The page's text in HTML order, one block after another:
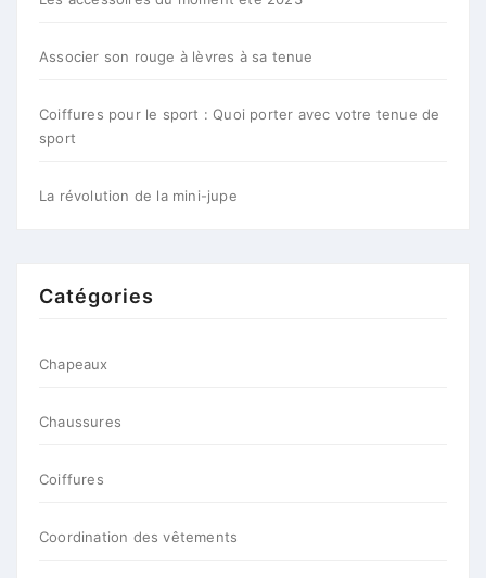
Associer son rouge à lèvres à sa tenue
Coiffures pour le sport : Quoi porter avec votre tenue de
sport
La révolution de la mini-jupe
Catégories
Chapeaux
Chaussures
Coiffures
Coordination des vêtements